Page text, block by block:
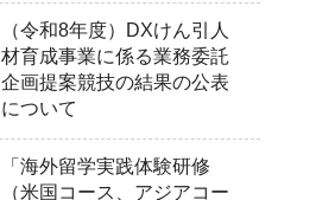
（令和8年度）DXけん引人
材育成事業に係る業務委託
企画提案競技の結果の公表
について
「海外留学実践体験研修
（米国コース、アジアコー